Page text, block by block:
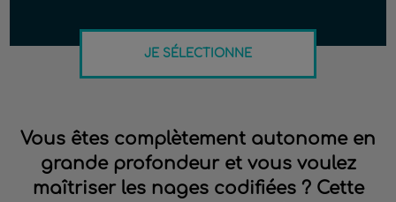
JE SÉLECTIONNE
Vous êtes complètement autonome en
grande profondeur et vous voulez
maîtriser les nages codifiées ? Cette